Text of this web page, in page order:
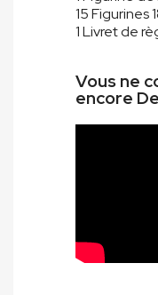
15 Figurines
1 Livret de
Vous ne
encore